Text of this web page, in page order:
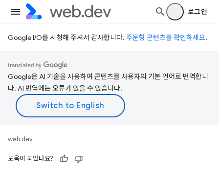
로그인
Google I/O를 시청해 주셔서 감사합니다. 주문형 콘텐츠를 확인하세요.
Google은 AI 기술을 사용하여 콘텐츠를 사용자의 기본 언어로 번역합니
다. AI 번역에는 오류가 있을 수 있습니다.
web.dev
도움이 되었나요?